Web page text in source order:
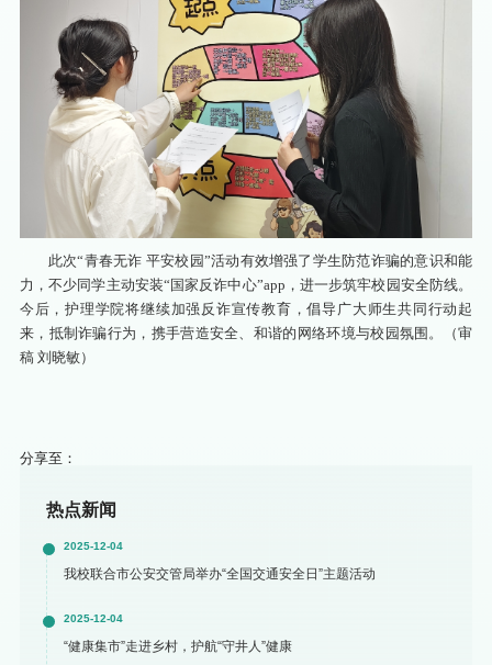
此次“青春无诈 平安校园”活动有效增强了学生防范诈骗的意识和能
力，不少同学主动安装“国家反诈中心”app，进一步筑牢校园安全防线。
今后，护理学院将继续加强反诈宣传教育，倡导广大师生共同行动起
来，抵制诈骗行为，携手营造安全、和谐的网络环境与校园氛围。（审
稿 刘晓敏）
分享至：
热点新闻
2025-12-04
我校联合市公安交管局举办“全国交通安全日”主题活动
2025-12-04
“健康集市”走进乡村，护航“守井人”健康